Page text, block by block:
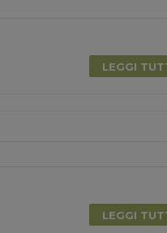
LEGGI
LEGGI